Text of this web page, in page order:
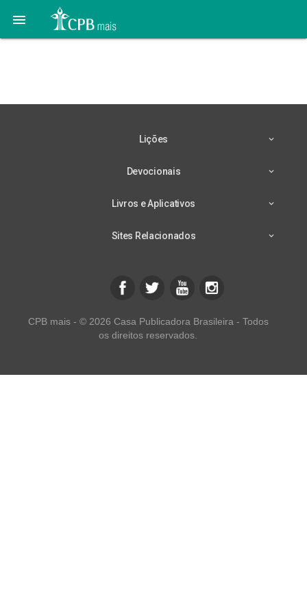

Lições
Devocionais
Livros e Aplicativos
Sites Relacionados
CPB mais - © 2026 Casa Publicadora Brasileira - Todos
os direitos reservados.